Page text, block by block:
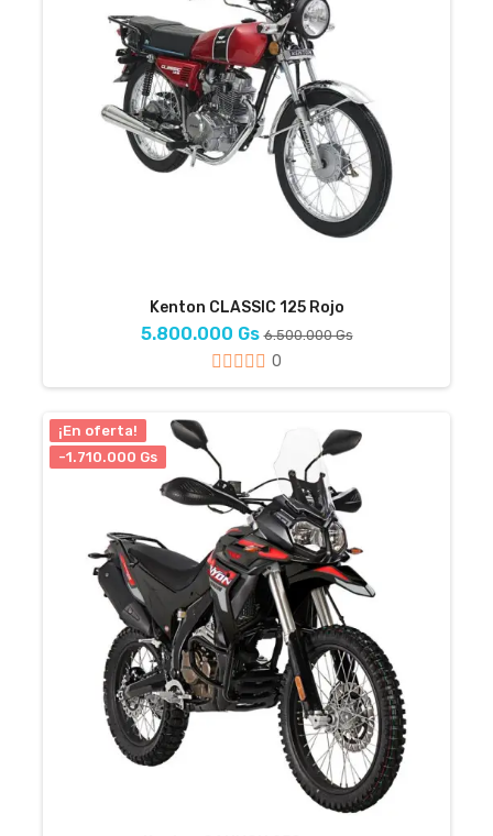
Kenton CLASSIC 125 Rojo
5.800.000 Gs6.500.000 Gs
0
¡En oferta!
-1.710.000 Gs